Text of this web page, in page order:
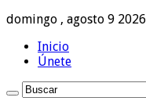
domingo , agosto 9 2026
Inicio
Únete